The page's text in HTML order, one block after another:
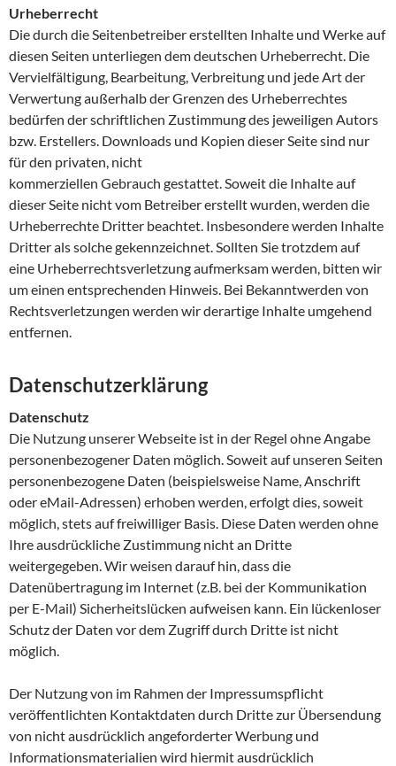
Urheberrecht
Die durch die Seitenbetreiber erstellten Inhalte und Werke auf
diesen Seiten unterliegen dem deutschen Urheberrecht. Die
Vervielfältigung, Bearbeitung, Verbreitung und jede Art der
Verwertung außerhalb der Grenzen des Urheberrechtes
bedürfen der schriftlichen Zustimmung des jeweiligen Autors
bzw. Erstellers. Downloads und Kopien dieser Seite sind nur
für den privaten, nicht
kommerziellen Gebrauch gestattet. Soweit die Inhalte auf
dieser Seite nicht vom Betreiber erstellt wurden, werden die
Urheberrechte Dritter beachtet. Insbesondere werden Inhalte
Dritter als solche gekennzeichnet. Sollten Sie trotzdem auf
eine Urheberrechtsverletzung aufmerksam werden, bitten wir
um einen entsprechenden Hinweis. Bei Bekanntwerden von
Rechtsverletzungen werden wir derartige Inhalte umgehend
entfernen.
Datenschutzerklärung
Datenschutz
Die Nutzung unserer Webseite ist in der Regel ohne Angabe
personenbezogener Daten möglich. Soweit auf unseren Seiten
personenbezogene Daten (beispielsweise Name, Anschrift
oder eMail-Adressen) erhoben werden, erfolgt dies, soweit
möglich, stets auf freiwilliger Basis. Diese Daten werden ohne
Ihre ausdrückliche Zustimmung nicht an Dritte
weitergegeben. Wir weisen darauf hin, dass die
Datenübertragung im Internet (z.B. bei der Kommunikation
per E-Mail) Sicherheitslücken aufweisen kann. Ein lückenloser
Schutz der Daten vor dem Zugriff durch Dritte ist nicht
möglich.
Der Nutzung von im Rahmen der Impressumspflicht
veröffentlichten Kontaktdaten durch Dritte zur Übersendung
von nicht ausdrücklich angeforderter Werbung und
Informationsmaterialien wird hiermit ausdrücklich